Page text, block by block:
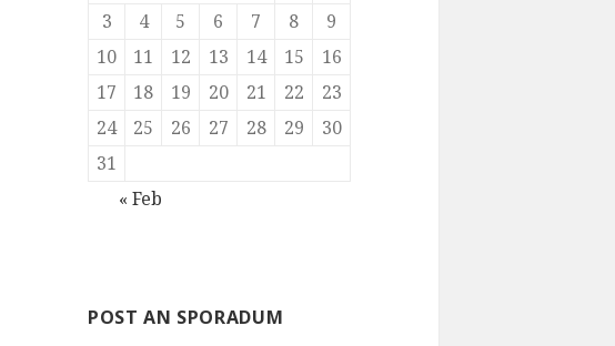
3
4 5 6 7 8
9
10
11 12 13 14 15
16
17
18 19 20 21 22
23
24
25 26 27 28 29
30
31
« Feb
POST AN SPORADUM